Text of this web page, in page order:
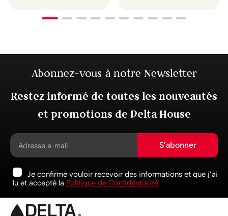
Abonnez-vous à notre Newsletter
Restez informé de toutes les nouveautés
et promotions de Delta House
S’abonner
Je confirme vouloir recevoir des informations et que j’ai
lu et accepté la Politique de Confidentialité